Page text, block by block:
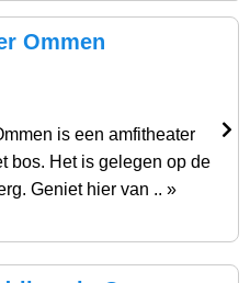
Ommen
is een amfitheater
bos. Het is gelegen op de
Geniet hier van .. »